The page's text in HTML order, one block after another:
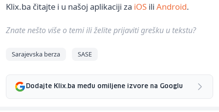
Klix.ba čitajte i u našoj aplikaciji za iOS ili Android.
Znate nešto više o temi ili želite prijaviti grešku u tekstu?
Sarajevska berza SASE
Dodajte Klix.ba među omiljene izvore na Googlu